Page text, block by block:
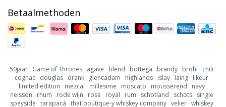
Betaalmethoden
50jaar Game of Thrones agave blend bottega brandy brohl
chili
cognac douglas drank glencadam highlands islay laing likeur
limited edition
mezcal millesime moscato mousserend
navy
neisson
rhum rode wijn rose royal rum schotland schots
single
speyside tarapacá that boutique-y whiskey company velier whiskey